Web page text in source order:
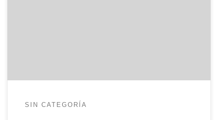
SIN CATEGORÍA